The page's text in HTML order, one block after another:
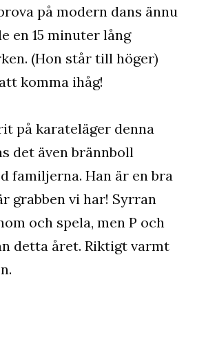
på modern dans ännu
en 15 minuter lång
(Hon står till höger)
komma ihåg!
på karateläger denna
det även brännboll
familjerna. Han är en bra
grabben vi har! Syrran
och spela, men P och
detta året. Riktigt varmt